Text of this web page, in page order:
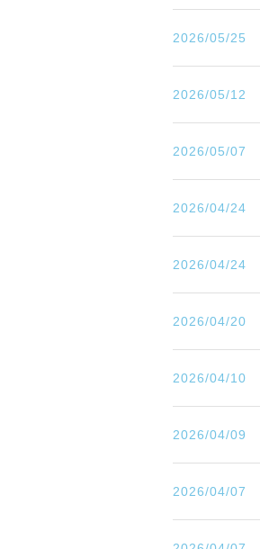
2026/05/25
2026/05/12
2026/05/07
2026/04/24
2026/04/24
2026/04/20
2026/04/10
2026/04/09
2026/04/07